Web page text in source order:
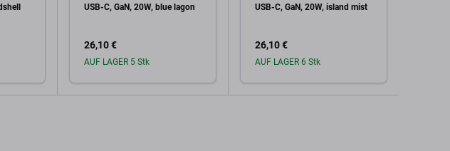
USB-C, GaN, 20W, blue lagon
26,10 €
AUF LAGER 5 Stk
USB-C, GaN, 20W, island mist
26,10 €
AUF LAGER 6 Stk